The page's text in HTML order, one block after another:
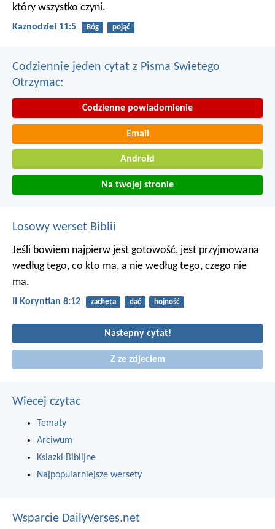
który wszystko czyni.
Kaznodziei 11:5 Bóg pojąć
Codziennie jeden cytat z Pisma Swietego
Otrzymac:
Codzienne powiadomienie
Email
Android
Na twojej stronie
Losowy werset Biblii
Jeśli bowiem najpierw jest gotowość, jest przyjmowana
według tego, co kto ma, a nie według tego, czego nie
ma.
II Koryntian 8:12 zachęta dać hojność
Nastepny cytat!
Z ze zdjeciem
Wiecej czytac
Tematy
Arciwum
Ksiazki Biblijne
Najpopularniejsze wersety
Wsparcie DailyVerses.net